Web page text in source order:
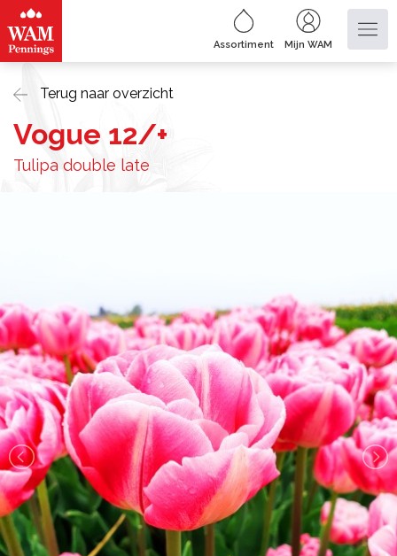
Assortiment Mijn WAM
Terug naar overzicht
Vogue 12/+
Tulipa double late